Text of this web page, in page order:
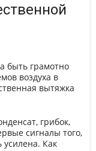
быть грамотно
воздуха в
вытяжка
грибок,
сигналы того,
Как